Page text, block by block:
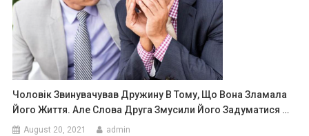
Чоловік Звинувачував Дружину В Тому, Що Вона Зламала
Його Життя. Але Слова Друга Змусили Його Задуматися …
August 20, 2021 admin